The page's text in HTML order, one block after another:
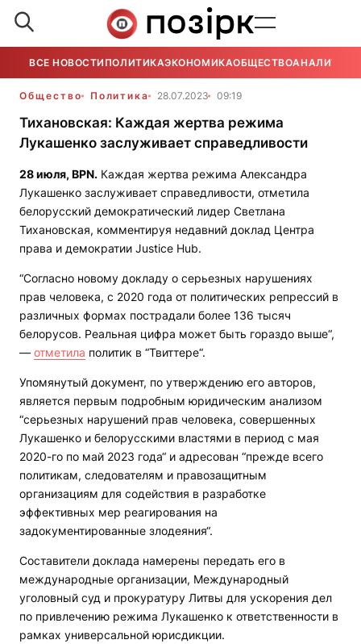
ВСЕ НОВОСТИ ПОЛИТИКАЭКОНОМИКАОБЩЕСТВОАНАЛИТИКА
Общество Политика 28.07.2023 09:19
Тихановская: Каждая жертва режима
Лукашенко заслуживает справедливости
28 июля, BPN. Каждая жертва режима Александра
Лукашенко заслуживает справедливости, отметила
белорусский демократический лидер Светлана
Тихановская, комментируя недавний доклад Центра
права и демократии Justice Hub.
“Согласно новому докладу о серьезных нарушениях
прав человека, с 2020 года от политических репрессий в
различных формах пострадали более 136 тысяч
белорусов. Реальная цифра может быть гораздо выше“,
— отметила политик в “Твиттере“.
Упомянутый документ, по утверждению его авторов,
является первым подробным юридическим анализом
“серьезных нарушений прав человека, совершенных
Лукашенко и белорусскими властями в период с мая
2020-го по май 2023 года“ и адресован “прежде всего
политикам, следователям и правозащитным
организациям для содействия в разработке
эффективных мер реагирования на
задокументированные злодеяния“.
Составители доклада намерены передать его в
международные организации, Международный
уголовный суд и прокуратуру Литвы для ускорения дел
по привлечению режима Лукашенко к ответственности в
рамках универсальной юрисдикции.